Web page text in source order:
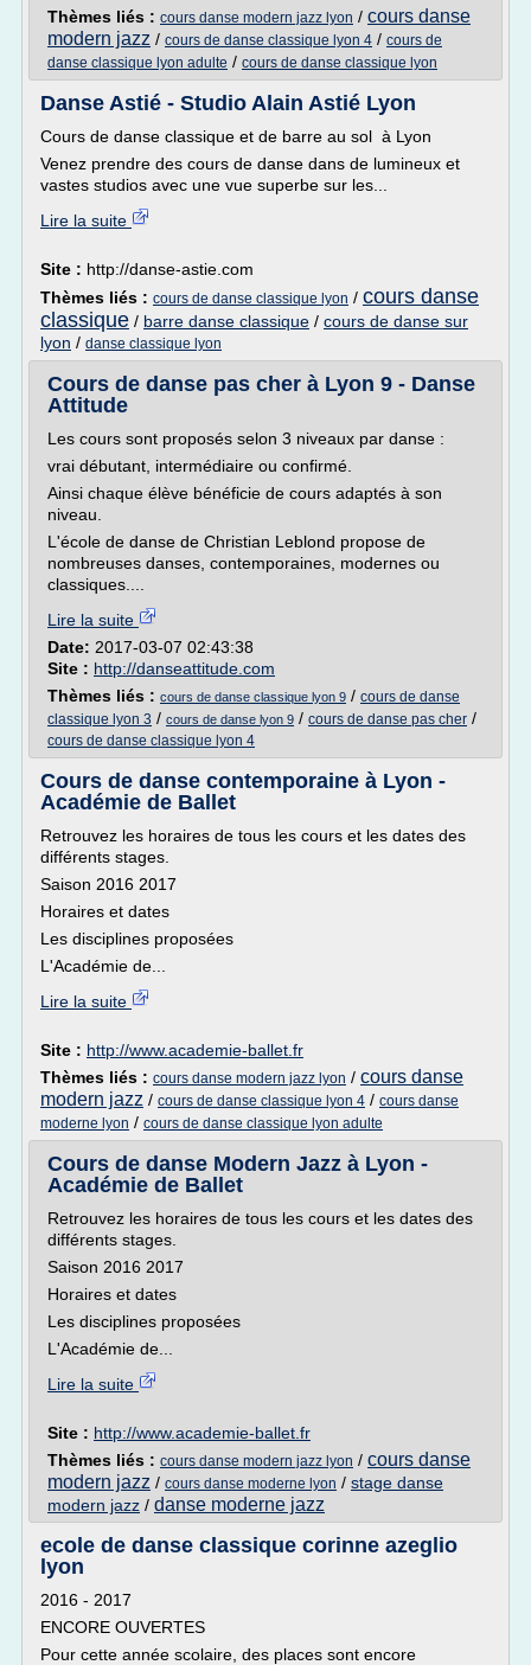
Thèmes liés : cours danse modern jazz lyon / cours danse
modern jazz / cours de danse classique lyon 4 / cours de
danse classique lyon adulte / cours de danse classique lyon
Danse Astié - Studio Alain Astié Lyon
Cours de danse classique et de barre au sol à Lyon
Venez prendre des cours de danse dans de lumineux et
vastes studios avec une vue superbe sur les...
Lire la suite
Site : http://danse-astie.com
Thèmes liés : cours de danse classique lyon / cours danse
classique / barre danse classique / cours de danse sur
lyon / danse classique lyon
Cours de danse pas cher à Lyon 9 - Danse
Attitude
Les cours sont proposés selon 3 niveaux par danse :
vrai débutant, intermédiaire ou confirmé.
Ainsi chaque élève bénéficie de cours adaptés à son
niveau.
L'école de danse de Christian Leblond propose de
nombreuses danses, contemporaines, modernes ou
classiques....
Lire la suite
Date: 2017-03-07 02:43:38
Site : http://danseattitude.com
Thèmes liés : cours de danse classique lyon 9 / cours de danse
classique lyon 3 / cours de danse lyon 9 / cours de danse pas cher /
cours de danse classique lyon 4
Cours de danse contemporaine à Lyon -
Académie de Ballet
Retrouvez les horaires de tous les cours et les dates des
différents stages.
Saison 2016 2017
Horaires et dates
Les disciplines proposées
L'Académie de...
Lire la suite
Site : http://www.academie-ballet.fr
Thèmes liés : cours danse modern jazz lyon / cours danse
modern jazz / cours de danse classique lyon 4 / cours danse
moderne lyon / cours de danse classique lyon adulte
Cours de danse Modern Jazz à Lyon -
Académie de Ballet
Retrouvez les horaires de tous les cours et les dates des
différents stages.
Saison 2016 2017
Horaires et dates
Les disciplines proposées
L'Académie de...
Lire la suite
Site : http://www.academie-ballet.fr
Thèmes liés : cours danse modern jazz lyon / cours danse
modern jazz / cours danse moderne lyon / stage danse
modern jazz / danse moderne jazz
ecole de danse classique corinne azeglio
lyon
2016 - 2017
ENCORE OUVERTES
Pour cette année scolaire, des places sont encore